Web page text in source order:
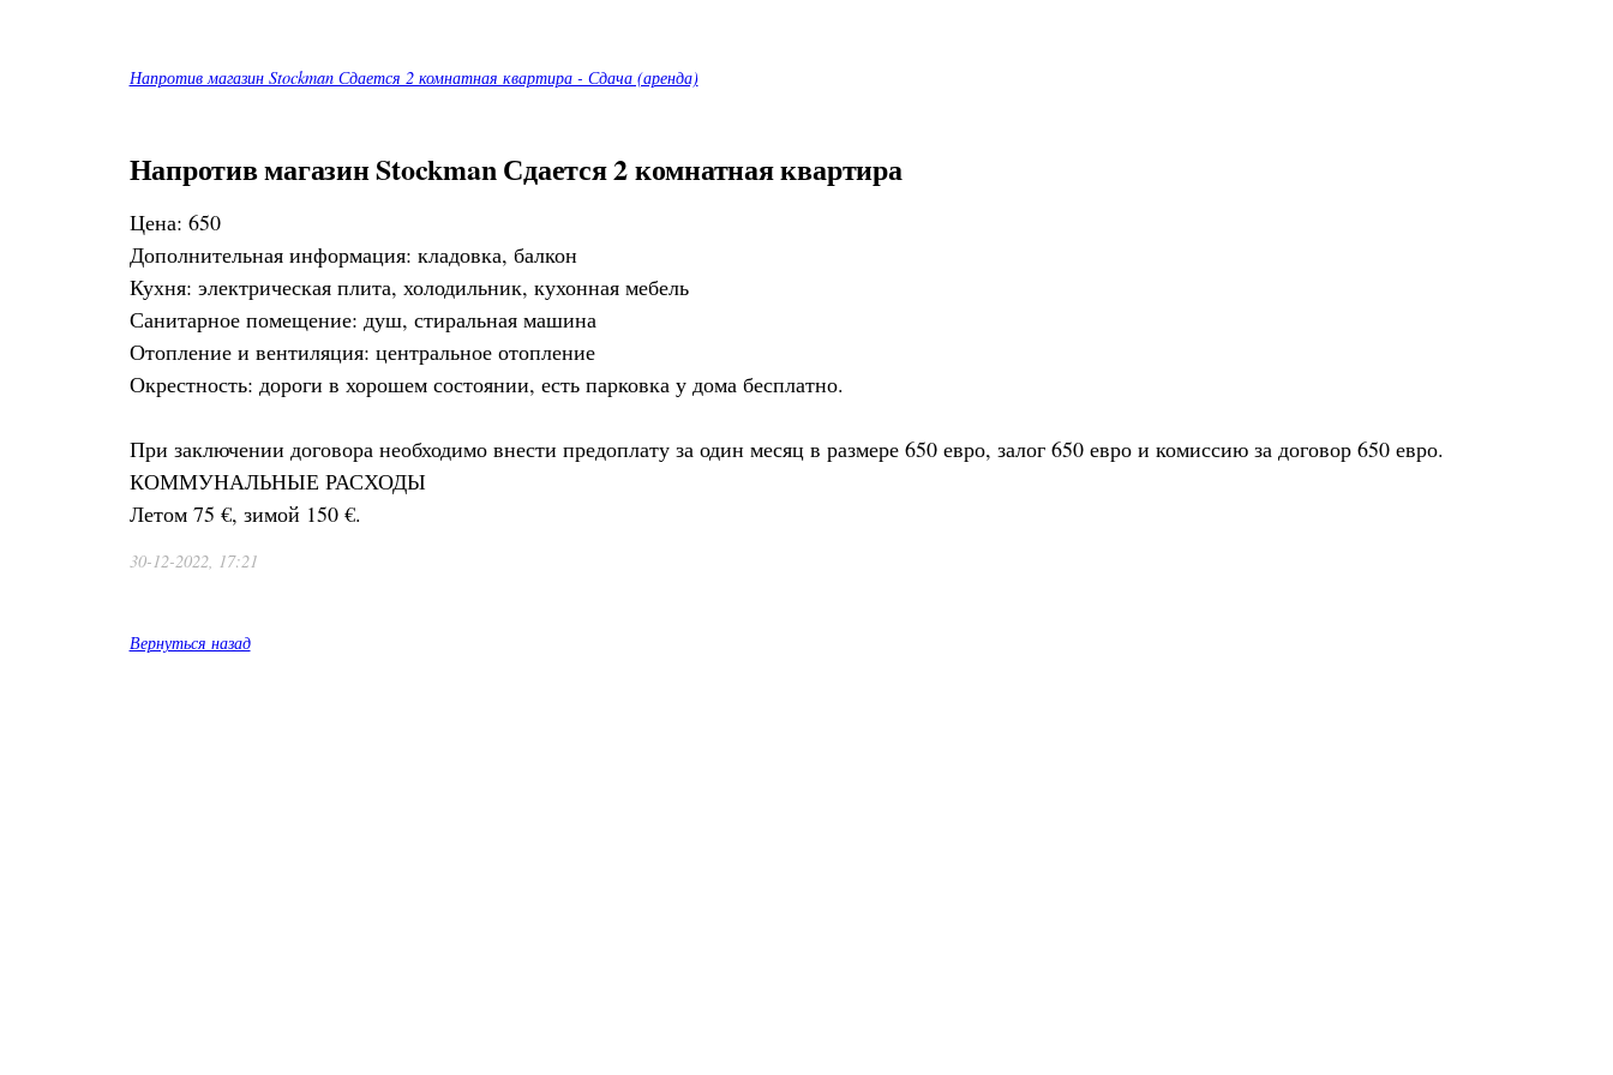
Напротив магазин Stockman Сдается 2 комнатная квартира - Сдача (аренда)
Напротив магазин Stockman Сдается 2 комнатная квартира
Цена: 650
Дополнительная информация: кладовка, балкон
Кухня: электрическая плита, холодильник, кухонная мебель
Санитарное помещение: душ, стиральная машина
Отопление и вентиляция: центральное отопление
Окрестность: дороги в хорошем состоянии, есть парковка у дома бесплатно.
При заключении договора необходимо внести предоплату за один месяц в размере 650 евро, залог 650 евро и комиссию за договор 650 евро.
КОММУНАЛЬНЫЕ РАСХОДЫ
Летом 75 €, зимой 150 €.
30-12-2022, 17:21
Вернуться назад